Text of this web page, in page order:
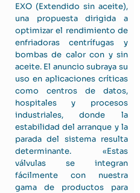
EXO (Extendido sin aceite),
una propuesta dirigida a
optimizar el rendimiento de
enfriadoras centrífugas y
bombas de calor con y sin
aceite. El anuncio subraya su
uso en aplicaciones críticas
como centros de datos,
hospitales y procesos
industriales, donde la
estabilidad del arranque y la
parada del sistema resulta
determinante. «Estas
válvulas se integran
fácilmente con nuestra
gama de productos para